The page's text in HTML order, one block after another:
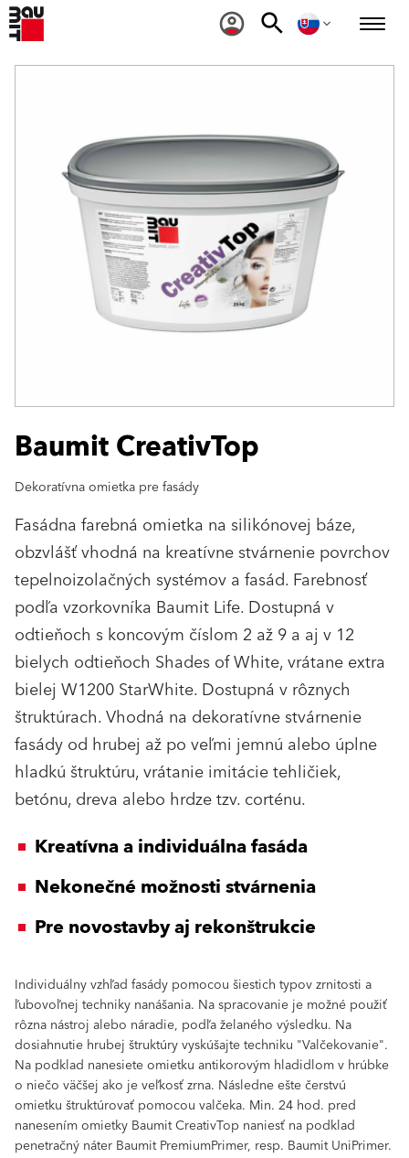
Baumit CreativTop
Dekoratívna omietka pre fasády
Fasádna farebná omietka na silikónovej báze,
obzvlášť vhodná na kreatívne stvárnenie povrchov
tepelnoizolačných systémov a fasád. Farebnosť
podľa vzorkovníka Baumit Life. Dostupná v
odtieňoch s koncovým číslom 2 až 9 a aj v 12
bielych odtieňoch Shades of White, vrátane extra
bielej W1200 StarWhite. Dostupná v rôznych
štruktúrach. Vhodná na dekoratívne stvárnenie
fasády od hrubej až po veľmi jemnú alebo úplne
hladkú štruktúru, vrátanie imitácie tehličiek,
betónu, dreva alebo hrdze tzv. corténu.
Kreatívna a individuálna fasáda
Nekonečné možnosti stvárnenia
Pre novostavby aj rekonštrukcie
Individuálny vzhľad fasády pomocou šiestich typov zrnitosti a
ľubovoľnej techniky nanášania. Na spracovanie je možné použiť
rôzna nástroj alebo náradie, podľa želaného výsledku. Na
dosiahnutie hrubej štruktúry vyskúšajte techniku "Valčekovanie".
Na podklad nanesiete omietku antikorovým hladidlom v hrúbke
o niečo väčšej ako je veľkosť zrna. Následne ešte čerstvú
omietku štruktúrovať pomocou valčeka. Min. 24 hod. pred
nanesením omietky Baumit CreativTop naniesť na podklad
penetračný náter Baumit PremiumPrimer, resp. Baumit UniPrimer.